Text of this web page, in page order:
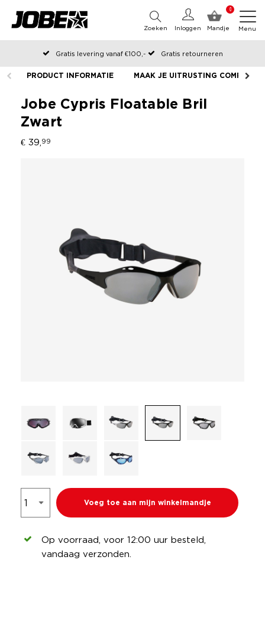
0
Mandje
Inloggen
Zoeken Menu
Gratis levering vanaf €100,-
Gratis retourneren
Officiële Jobe webshop
Op werkdagen voor 12:00 uur besteld, dezelfde dag verzonden
PRODUCT INFORMATIE MAAK JE UITRUSTING COMPLEET
Jobe Cypris Floatable Bril
Zwart
€ 39, 99
Voeg toe aan mijn winkelmandje
Op voorraad, voor 12:00 uur besteld,
vandaag verzonden.